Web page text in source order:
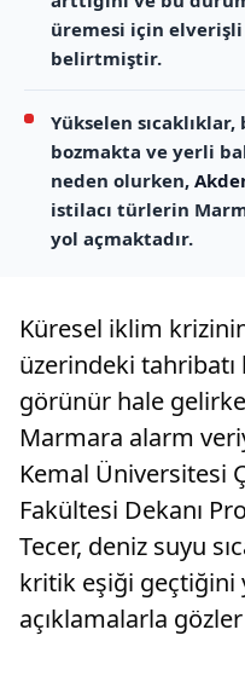
üremesi için elverişli
belirtmiştir.
Yükselen
bozmakta ve yerli
neden olurken,
istilacı türlerin
yol açmaktadır.
Küresel iklim
üzerindeki
görünür hale
Marmara alarm
Kemal Üniversitesi
Fakültesi Dekanı
Tecer, deniz suyu
kritik eşiği geçtiğini
açıklamalarla